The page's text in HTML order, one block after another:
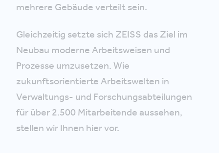
mehrere Gebäude verteilt sein.
Gleichzeitig setzte sich ZEISS das Ziel im
Neubau moderne Arbeitsweisen und
Prozesse umzusetzen. Wie
zukunftsorientierte Arbeitswelten in
Verwaltungs- und Forschungsabteilungen
für über 2.500 Mitarbeitende aussehen,
stellen wir Ihnen hier vor.